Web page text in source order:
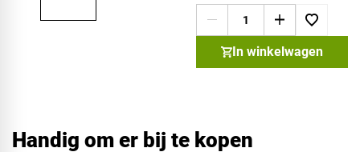
In winkelwagen
Handig om er bij te kopen